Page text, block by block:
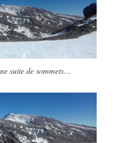
suite de sommets…